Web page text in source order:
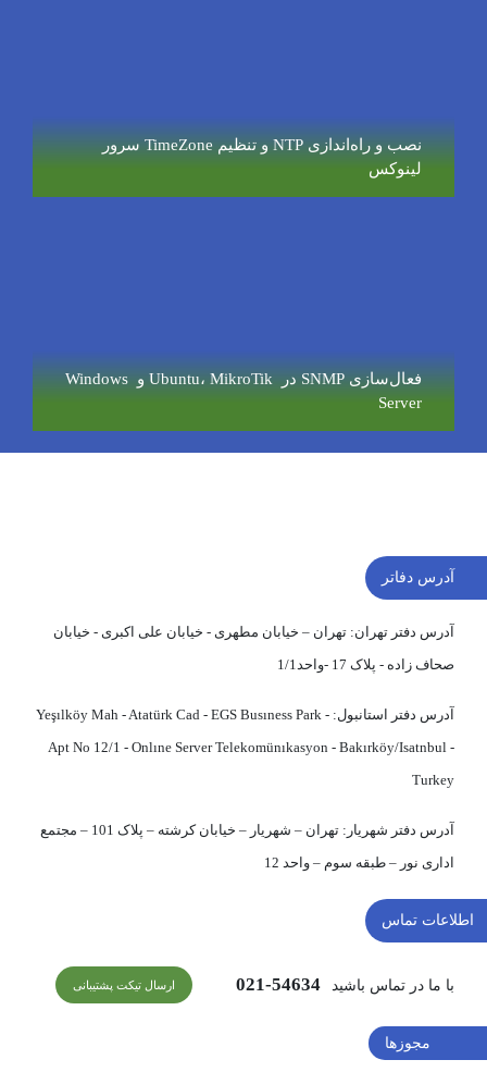
نصب و راه‌اندازی NTP و تنظیم TimeZone سرور
لینوکس
فعال‌سازی SNMP در Ubuntu، MikroTik و Windows
Server
آدرس دفاتر
آدرس دفتر تهران: تهران – خیابان مطهری - خیابان علی اکبری - خیابان
صحاف زاده - پلاک 17 -واحد1/1
آدرس دفتر استانبول: Yeşılköy Mah - Atatürk Cad - EGS Busıness Park -
Apt No 12/1 - Onlıne Server Telekomünıkasyon - Bakırköy/Isatnbul -
Turkey
آدرس دفتر شهریار:
تهران – شهریار – خیابان کرشته – پلاک 101 – مجتمع
اداری نور – طبقه سوم – واحد 12
اطلاعات تماس
ارسال تیکت پشتیبانی با ما در تماس باشید 54634-021
مجوزها